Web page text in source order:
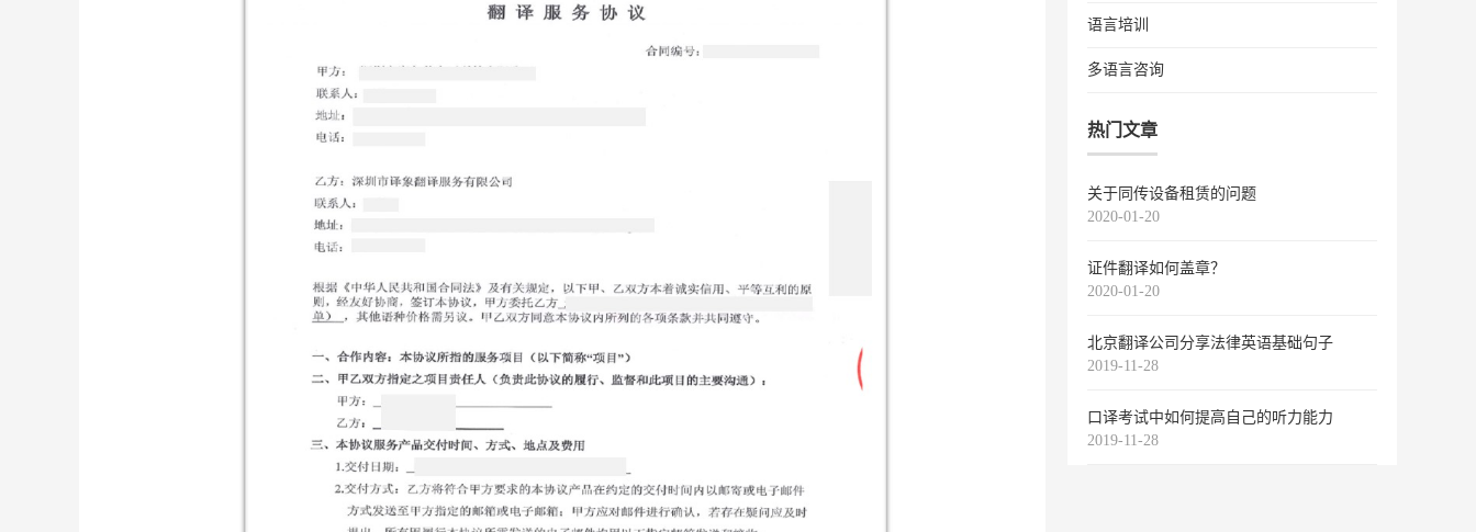
语言培训
多语言咨询
热门文章
关于同传设备租赁的问题
2020-01-20
证件翻译如何盖章？
2020-01-20
北京翻译公司分享法律英语基础句子
2019-11-28
口译考试中如何提高自己的听力能力
2019-11-28